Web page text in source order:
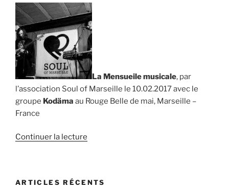
La Mensueile musicale, par
l’association Soul of Marseille le 10.02.2017 avec le
groupe Kodäma au Rouge Belle de mai, Marseille –
France
Continuer la lecture
avec
ARTICLES RÉCENTS